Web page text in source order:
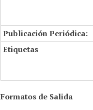
Publicación Periódica:
Etiquetas
Formatos de Salida